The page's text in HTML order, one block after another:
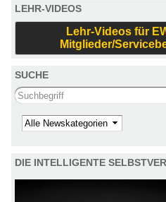
LEHR-VIDEOS
Lehr-Videos für
Mitglieder/
SUCHE
Search this site
Kategorie
DIE INTELLIGENTE